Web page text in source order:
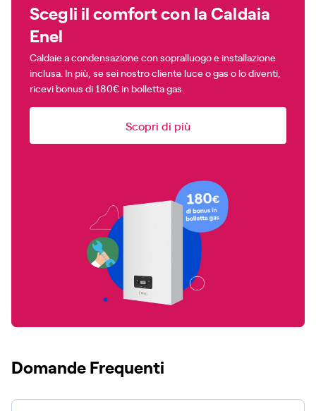
Scegli il comfort con la Caldaia
Enel
Caldaie a condensazione con sopralluogo e installazione
inclusa. In più, se sei nostro cliente luce o gas o lo diventi,
ricevi bonus di 180€ in bolletta gas.
Scopri di più
Domande Frequenti